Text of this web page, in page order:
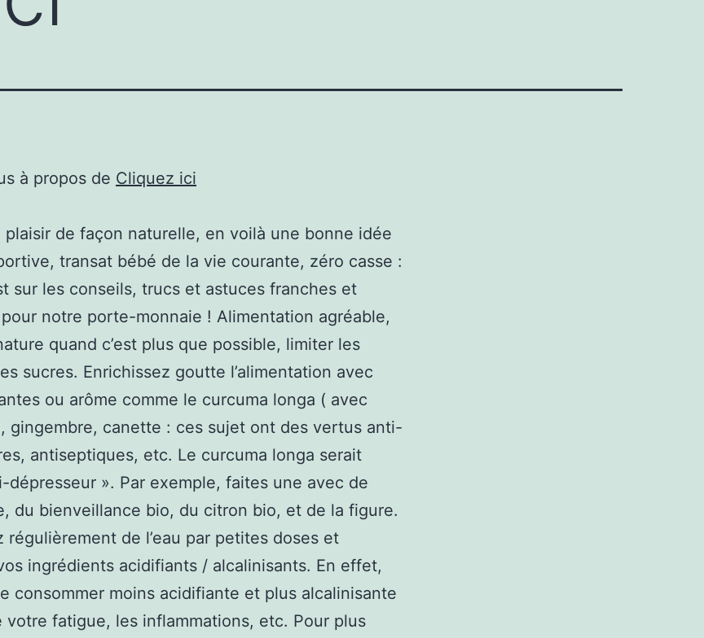
à propos de Cliquez ici
plaisir de façon naturelle, en voilà une bonne idée
transat bébé de la vie courante, zéro casse :
sur les conseils, trucs et astuces franches et
notre porte-monnaie ! Alimentation agréable,
quand c’est plus que possible, limiter les
sucres. Enrichissez goutte l’alimentation avec
ou arôme comme le curcuma longa ( avec
gingembre, canette : ces sujet ont des vertus anti-
antiseptiques, etc. Le curcuma longa serait
dépresseur ». Par exemple, faites une avec de
du bienveillance bio, du citron bio, et de la figure.
régulièrement de l’eau par petites doses et
ingrédients acidifiants / alcalinisants. En effet,
consommer moins acidifiante et plus alcalinisante
votre fatigue, les inflammations, etc. Pour plus